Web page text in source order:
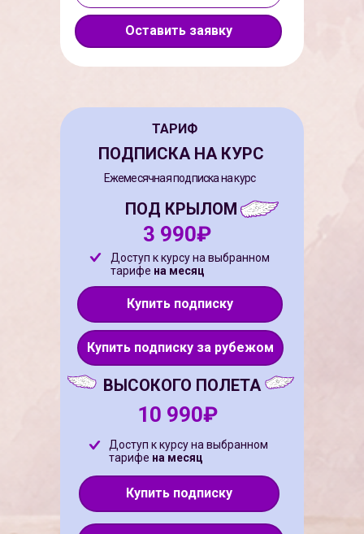
ТАРИФ
ВЫСОКОГО ПОЛЕТА
ПОДПИСКА НА КУРС
Оставить заявку
ПОД КРЫЛОМ
Ежемесячная подписка на курс
3 990₽
10 990₽
Доступ к курсу на выбранном
тарифе на месяц
Доступ к курсу на выбранном
тарифе на месяц
Купить подписку
Купить подписку
Купить подписку за рубежом